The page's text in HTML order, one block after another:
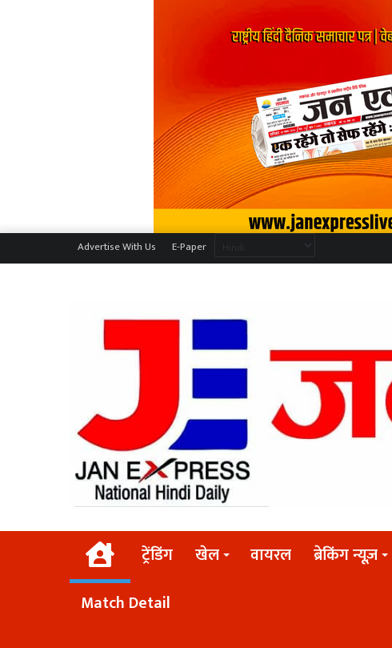
Advertise With Us E-Paper
Homeट्रेंडिंग खेल वायरल ब्रेकिंग न्यूज़
Match Detail